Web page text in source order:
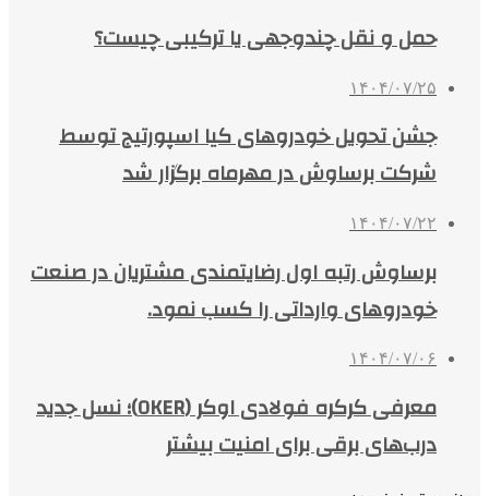
حمل و نقل چندوجهی یا ترکیبی چیست؟
۱۴۰۴/۰۷/۲۵
جشن تحویل خودروهای کیا اسپورتیج توسط
شرکت برساوش در مهرماه برگزار شد
۱۴۰۴/۰۷/۲۲
برساوش رتبه اول رضایتمندی مشتریان در صنعت
خودروهای وارداتی را کسب نمود.
۱۴۰۴/۰۷/۰۶
معرفی کرکره فولادی اوکر (OKER)؛ نسل جدید
درب‌های برقی برای امنیت بیشتر